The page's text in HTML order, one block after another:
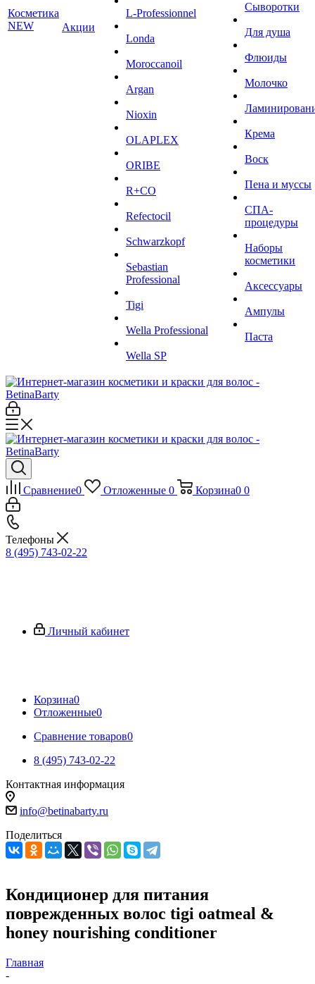
Косметика
NEW
Акции
L-Professionnel
Londa
Moroccanoil
Argan
Niохin
OLAPLEX
ORIBE
R+CO
Refectocil
Schwarzkopf
Sebastian
Professional
Tigi
Wella Professional
Wella SP
Сыворотки
Для душа
Флюиды
Молочко
Крема
Воск
Пена и муссы
СПА-
процедуры
Наборы
косметики
Аксессуары
Ампулы
Паста
Сравнение0 Отложенные 0 Корзина0 0
Телефоны
8 (495) 743-02-22
Личный кабинет
Корзина0
Отложенные0
Сравнение товаров0
8 (495) 743-02-22
Контактная информация
info@betinabarty.ru
Поделиться
Кондиционер для питания
поврежденных волос tigi oatmeal &
honey nourishing conditioner
Главная
-